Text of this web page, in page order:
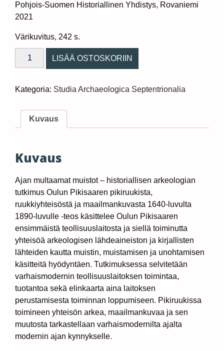
Pohjois-Suomen Historiallinen Yhdistys, Rovaniemi
2021
Värikuvitus, 242 s.
multaamat
muistot.
arkeologian
Pikisaaren
pikiruukista,
1640-
1890-
luvulle
quantity
LISÄÄ OSTOSKORIIN
Kategoria: Studia Archaeologica Septentrionalia
Kuvaus
Kuvaus
Ajan multaamat muistot – historiallisen arkeologian
tutkimus Oulun Pikisaaren pikiruukista,
ruukkiyhteisöstä ja maailmankuvasta 1640-luvulta
1890-luvulle -teos käsittelee Oulun Pikisaaren
ensimmäistä teollisuuslaitosta ja siellä toiminutta
yhteisöä arkeologisen lähdeaineiston ja kirjallisten
lähteiden kautta muistin, muistamisen ja unohtamisen
käsitteitä hyödyntäen. Tutkimuksessa selvitetään
varhaismodernin teollisuuslaitoksen toimintaa,
tuotantoa sekä elinkaarta aina laitoksen
perustamisesta toiminnan loppumiseen. Pikiruukissa
toimineen yhteisön arkea, maailmankuvaa ja sen
muutosta tarkastellaan varhaismodernilta ajalta
modernin ajan kynnykselle.